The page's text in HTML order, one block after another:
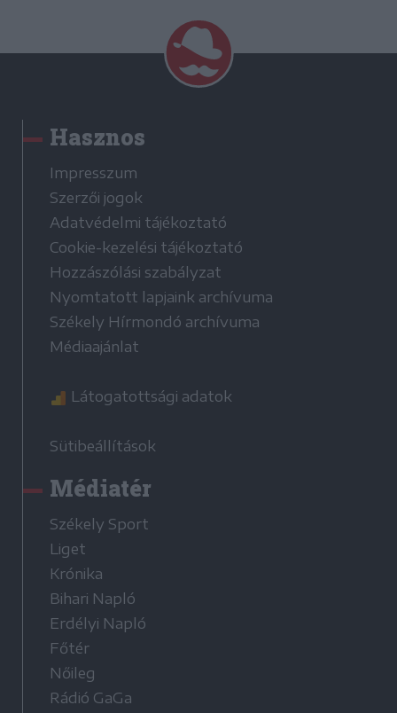
Hasznos
Impresszum
Szerzői jogok
Adatvédelmi tájékoztató
Cookie-kezelési tájékoztató
Hozzászólási szabályzat
Nyomtatott lapjaink archívuma
Székely Hírmondó archívuma
Médiaajánlat
Látogatottsági adatok
Sütibeállítások
Médiatér
Székely Sport
Liget
Krónika
Bihari Napló
Erdélyi Napló
Főtér
Nőileg
Rádió GaGa